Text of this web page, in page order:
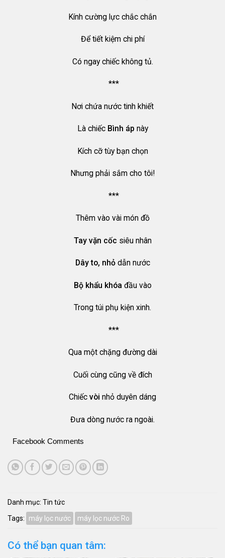
Kính cường lực chắc chắn
Để tiết kiệm chi phí
Có ngay chiếc không tủ.
***
Nơi chứa nước tinh khiết
Là chiếc Bình áp này
Kích cỡ tùy bạn chọn
Nhưng phải sắm cho tôi!
***
Thêm vào vài món đồ
Tay vặn cốc siêu nhân
Dây to, nhỏdẫn nước
Bộ khẩu khóa đầu vào
Trong túi phụ kiện xinh.
***
Qua một chặng đường dài
Cuối cùng cũng về đích
Chiếc vòi nhỏ duyên dáng
Đưa dòng nước ra ngoài.
Facebook Comments
Danh mục: Tin tức
Tags:
máy lọc nước máy lọc nước Ro
Có thể bạn quan tâm: